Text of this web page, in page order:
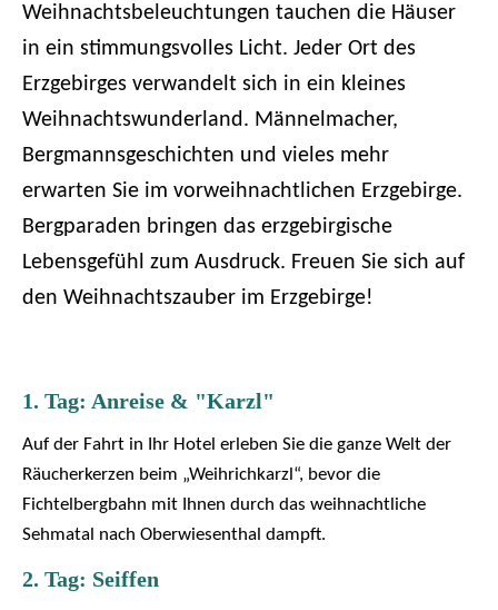
Weihnachtsbeleuchtungen tauchen die Häuser
in ein stimmungsvolles Licht. Jeder Ort des
Erzgebirges verwandelt sich in ein kleines
Weihnachtswunderland. Männelmacher,
Bergmannsgeschichten und vieles mehr
erwarten Sie im vorweihnachtlichen Erzgebirge.
Bergparaden bringen das erzgebirgische
Lebensgefühl zum Ausdruck. Freuen Sie sich auf
den Weihnachtszauber im Erzgebirge!
1. Tag: Anreise & "Karzl"
Auf der Fahrt in Ihr Hotel erleben Sie die ganze Welt der
Räucherkerzen beim „Weihrichkarzl“, bevor die
Fichtelbergbahn mit Ihnen durch das weihnachtliche
Sehmatal nach Oberwiesenthal dampft.
2. Tag: Seiffen